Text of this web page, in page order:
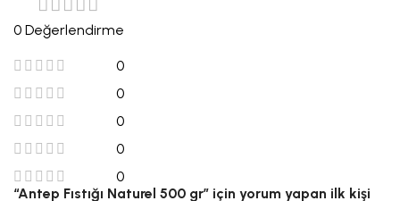
0 Değerlendirme
0
0
0
0
0
“Antep Fıstığı Naturel 500 gr” için yorum yapan ilk kişi